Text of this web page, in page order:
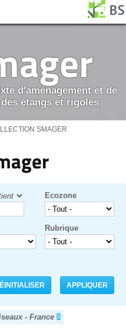
d'aménagement et de
étangs et rigoles
SMAGER
Ecozone
Rubrique
- France